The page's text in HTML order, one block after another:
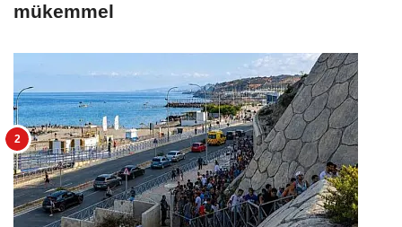
mükemmel